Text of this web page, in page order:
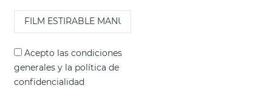
Acepto las condiciones
generales y la política de
confidencialidad